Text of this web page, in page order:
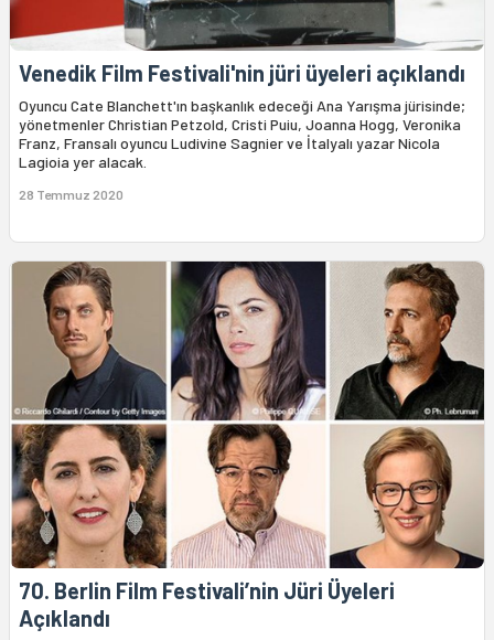
Venedik Film Festivali'nin jüri üyeleri açıklandı
Oyuncu Cate Blanchett'ın başkanlık edeceği Ana Yarışma jürisinde;
yönetmenler Christian Petzold, Cristi Puiu, Joanna Hogg, Veronika
Franz, Fransalı oyuncu Ludivine Sagnier ve İtalyalı yazar Nicola
Lagioia yer alacak.
28 Temmuz 2020
70. Berlin Film Festivali’nin Jüri Üyeleri
Açıklandı